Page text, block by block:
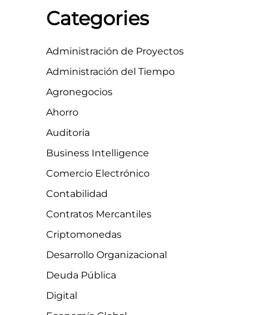
Categories
Administración de Proyectos
Administración del Tiempo
Agronegocios
Ahorro
Auditoria
Business Intelligence
Comercio Electrónico
Contabilidad
Contratos Mercantiles
Criptomonedas
Desarrollo Organizacional
Deuda Pública
Digital